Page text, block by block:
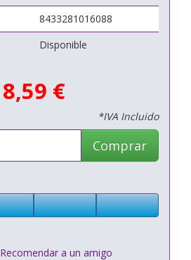
8433281016088
Disponible
8,59 €
*IVA Incluido
Comprar
Recomendar a un amigo